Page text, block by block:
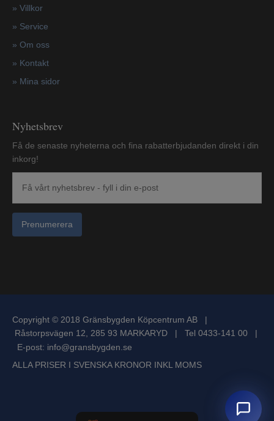
» Villkor
» Service
» Om oss
» Kontakt
» Mina sidor
Nyhetsbrev
Få de senaste nyheterna och fina rabatterbjudanden direkt i din
inkorg!
Prenumerera
Copyright © 2018 Gränsbygden Köpcentrum AB |
Råstorpsvägen 12, 285 93 MARKARYD | Tel 0433-141 00 |
E-post: info@gransbygden.se
ALLA PRISER I SVENSKA KRONOR INKL MOMS